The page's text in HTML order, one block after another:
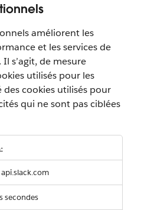
améliorent les
et les services de
s’agit, de mesure
utilisés pour les
cookies utilisés pour
qui ne sont pas ciblées
api.slack.com
secondes